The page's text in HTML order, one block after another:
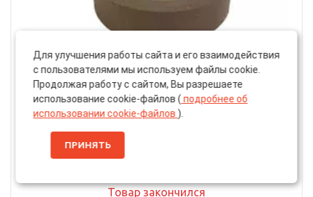
Артикул: 58180/30
Лента Малярная «Jeta Pro» Brown 80°С, 30мм, 40м
(58180/30)
Товар закончился
Для улучшения работы сайта и его взаимодействия
с пользователями мы используем файлы cookie.
Продолжая работу с сайтом, Вы разрешаете
использование cookie-файлов ( подробнее об
использовании cookie-файлов ).
ПРИНЯТЬ